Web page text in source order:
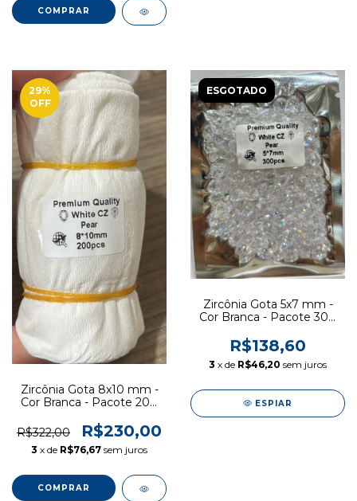
29%
OFF
Zircônia Gota 8x10 mm -
Cor Branca - Pacote 200
R$322,00
R$230,00
3 x de R$76,67 sem juros
ESGOTADO
Zircônia Gota 5x7 mm -
Cor Branca - Pacote 300
R$138,60
3 x de R$46,20 sem juros
ESPIAR